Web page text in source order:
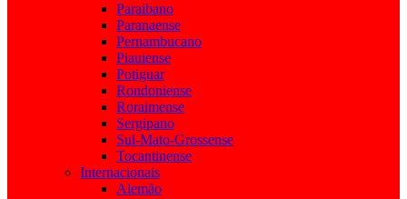
Paraibano
Paranaense
Pernambucano
Piauiense
Potiguar
Rondoniense
Roraimense
Sergipano
Sul-Mato-Grossense
Tocantinense
Internacionais
Alemão